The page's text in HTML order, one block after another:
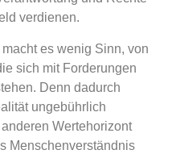
verdienen.
es wenig Sinn, von
sich mit Forderungen
Denn dadurch
ungebührlich
Wertehorizont
Menschenverständnis